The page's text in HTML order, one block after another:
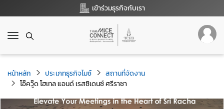
เข้าร่วมธุรกิจกับเรา
T
g
g
l
e
n
หน้าหลัก ประเภทธุรกิจไมซ์
สถานที่จัดงาน
โอ๊ควู๊ด โฮเทล แอนด์ เรสซิเดนซ์ ศรีราชา